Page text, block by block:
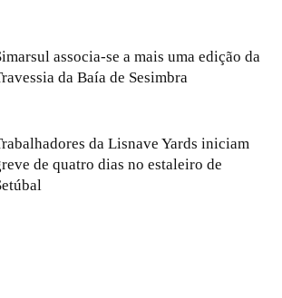
associa-se a mais uma edição da
da Baía de Sesimbra
da Lisnave Yards iniciam
de quatro dias no estaleiro de